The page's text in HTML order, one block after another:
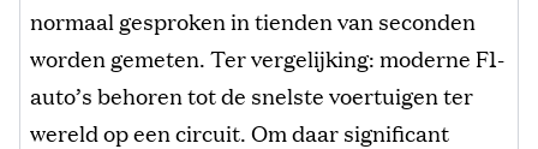
normaal gesproken in tienden van seconden
worden gemeten. Ter vergelijking: moderne F1-
auto’s behoren tot de snelste voertuigen ter
wereld op een circuit. Om daar significant